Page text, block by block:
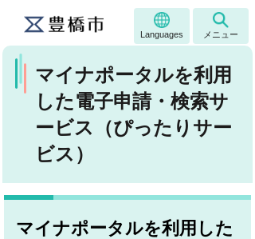
Languages メニュー
マイナポータルを利用
した電子申請・検索サ
ービス（ぴったりサー
ビス）
マイナポータルを利用した